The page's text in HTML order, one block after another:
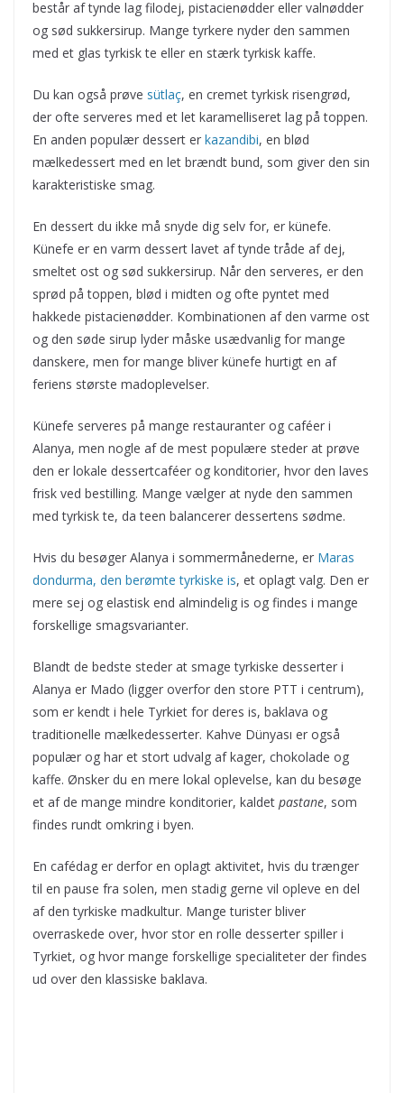
består af tynde lag filodej, pistacienødder eller valnødder
og sød sukkersirup. Mange tyrkere nyder den sammen
med et glas tyrkisk te eller en stærk tyrkisk kaffe.
Du kan også prøve sütlaç, en cremet tyrkisk risengrød,
der ofte serveres med et let karamelliseret lag på toppen.
En anden populær dessert er kazandibi, en blød
mælkedessert med en let brændt bund, som giver den sin
karakteristiske smag.
En dessert du ikke må snyde dig selv for, er künefe.
Künefe er en varm dessert lavet af tynde tråde af dej,
smeltet ost og sød sukkersirup. Når den serveres, er den
sprød på toppen, blød i midten og ofte pyntet med
hakkede pistacienødder. Kombinationen af den varme ost
og den søde sirup lyder måske usædvanlig for mange
danskere, men for mange bliver künefe hurtigt en af
feriens største madoplevelser.
Künefe serveres på mange restauranter og caféer i
Alanya, men nogle af de mest populære steder at prøve
den er lokale dessertcaféer og konditorier, hvor den laves
frisk ved bestilling. Mange vælger at nyde den sammen
med tyrkisk te, da teen balancerer dessertens sødme.
Hvis du besøger Alanya i sommermånederne, er Maras
dondurma, den berømte tyrkiske is, et oplagt valg. Den er
mere sej og elastisk end almindelig is og findes i mange
forskellige smagsvarianter.
Blandt de bedste steder at smage tyrkiske desserter i
Alanya er Mado (ligger overfor den store PTT i centrum),
som er kendt i hele Tyrkiet for deres is, baklava og
traditionelle mælkedesserter. Kahve Dünyası er også
populær og har et stort udvalg af kager, chokolade og
kaffe. Ønsker du en mere lokal oplevelse, kan du besøge
et af de mange mindre konditorier, kaldet pastane, som
findes rundt omkring i byen.
En cafédag er derfor en oplagt aktivitet, hvis du trænger
til en pause fra solen, men stadig gerne vil opleve en del
af den tyrkiske madkultur. Mange turister bliver
overraskede over, hvor stor en rolle desserter spiller i
Tyrkiet, og hvor mange forskellige specialiteter der findes
ud over den klassiske baklava.